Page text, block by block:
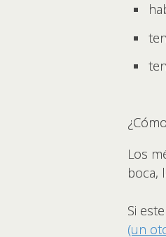
Los
boca,
Si
(un